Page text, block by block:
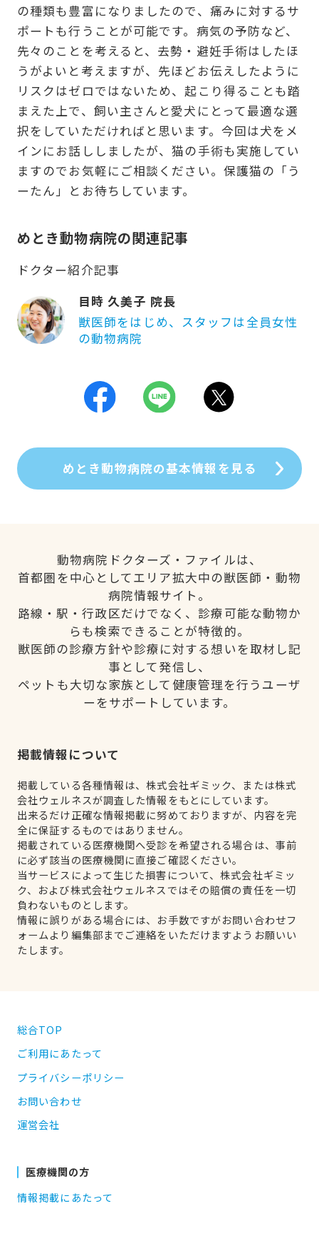
の種類も豊富になりましたので、痛みに対するサ
ポートも行うことが可能です。病気の予防など、
先々のことを考えると、去勢・避妊手術はしたほ
うがよいと考えますが、先ほどお伝えしたように
リスクはゼロではないため、起こり得ることも踏
まえた上で、飼い主さんと愛犬にとって最適な選
択をしていただければと思います。今回は犬をメ
インにお話ししましたが、猫の手術も実施してい
ますのでお気軽にご相談ください。保護猫の「う
ーたん」とお待ちしています。
めとき動物病院の関連記事
ドクター紹介記事
目時 久美子 院長
獣医師をはじめ、スタッフは全員女性
の動物病院
めとき動物病院の基本情報を見る
動物病院ドクターズ・ファイルは、
首都圏を中心としてエリア拡大中の獣医師・動物
病院情報サイト。
路線・駅・行政区だけでなく、診療可能な動物か
らも検索できることが特徴的。
獣医師の診療方針や診療に対する想いを取材し記
事として発信し、
ペットも大切な家族として健康管理を行うユーザ
ーをサポートしています。
掲載情報について
掲載している各種情報は、株式会社ギミック、または株式
会社ウェルネスが調査した情報をもとにしています。
出来るだけ正確な情報掲載に努めておりますが、内容を完
全に保証するものではありません。
掲載されている医療機関へ受診を希望される場合は、事前
に必ず該当の医療機関に直接ご確認ください。
当サービスによって生じた損害について、株式会社ギミッ
ク、および株式会社ウェルネスではその賠償の責任を一切
負わないものとします。
情報に誤りがある場合には、お手数ですがお問い合わせフ
ォームより編集部までご連絡をいただけますようお願いい
たします。
総合TOP
ご利用にあたって
プライバシーポリシー
お問い合わせ
運営会社
医療機関の方
情報掲載にあたって